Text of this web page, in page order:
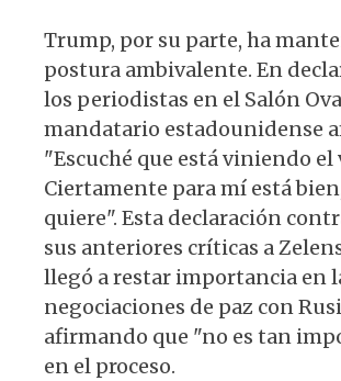
Trump, por su parte, ha
postura ambivalente. En
los periodistas en el Salón
mandatario estadounidense
"Escuché que está viniendo el
Ciertamente para mí está
quiere". Esta declaración
sus anteriores críticas a
llegó a restar importancia en
negociaciones de paz con
afirmando que "no es tan
en el proceso.